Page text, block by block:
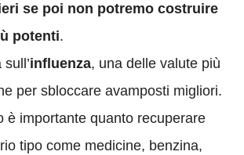
se poi non potremo costruire
potenti.
influenza, una delle valute più
per sbloccare avamposti migliori.
è importante quanto recuperare
tipo come medicine, benzina,